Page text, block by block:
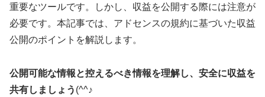
重要なツールです。しかし、収益を公開する際には注意が
必要です。本記事では、アドセンスの規約に基づいた収益
公開のポイントを解説します。
公開可能な情報と控えるべき情報を理解し、安全に収益を
共有しましょう (^^♪